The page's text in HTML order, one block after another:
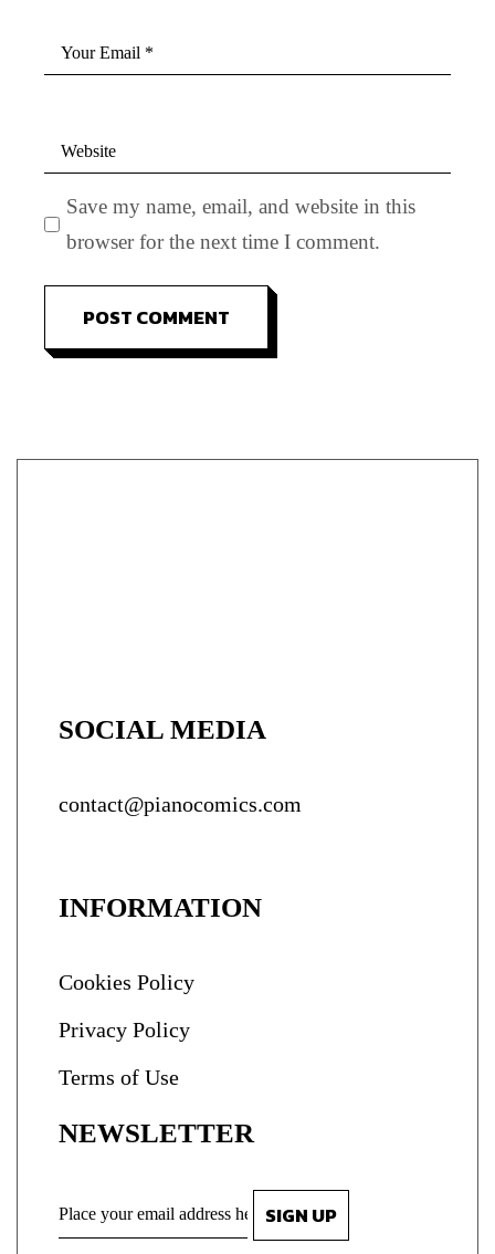
Save my name, email, and website in this
browser for the next time I comment.
POST COMMENT
SOCIAL MEDIA
contact@pianocomics.com
INFORMATION
Cookies Policy
Privacy Policy
Terms of Use
NEWSLETTER